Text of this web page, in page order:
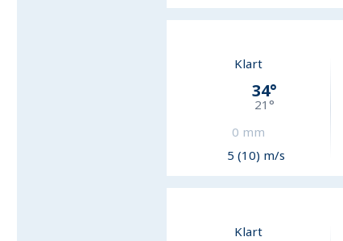
Klart
34°
21 °
0 mm
5 (10) m/s
Klart